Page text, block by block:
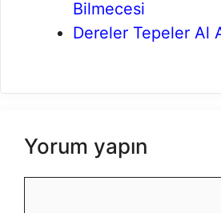
Bilmecesi
Dereler Tepeler Al
Yorum yapın